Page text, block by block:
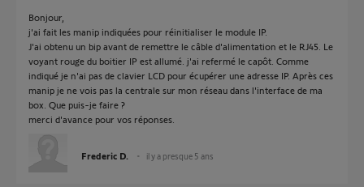
Bonjour,
j'ai fait les manip indiquées pour réinitialiser le module IP.
J'ai obtenu un bip avant de remettre le câble d'alimentation et le RJ45. Le
voyant rouge du boitier IP est allumé. j'ai refermé le capôt. Comme
indiqué je n'ai pas de clavier LCD pour écupérer une adresse IP. Après ces
manip je ne vois pas la centrale sur mon réseau dans l'interface de ma
box. Que puis-je faire ?
merci d'avance pour vos réponses.
Frederic D. il y a presque 5 ans